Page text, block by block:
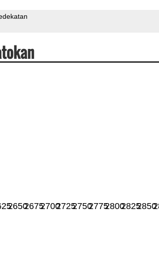
265026752700272527502775280028252850